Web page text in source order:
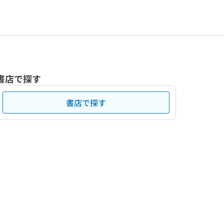
店で探す
書店で探す